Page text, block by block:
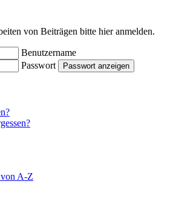
von Beiträgen bitte hier anmelden.
Benutzername
Passwort
Passwort anzeigen
A-Z